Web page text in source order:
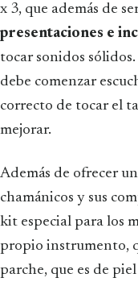
x 3, que además de
presentaciones e
tocar sonidos
debe comenzar
correcto de tocar el
mejorar.
Además de ofrecer
chamánicos y sus
kit especial para los
propio instrumento,
parche, que es de